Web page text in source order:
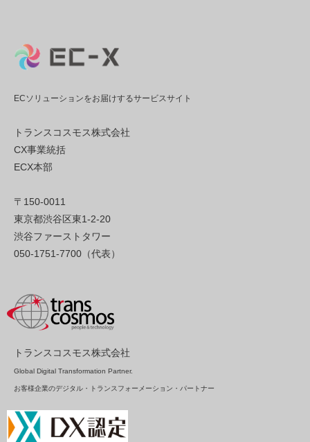
ECソリューションをお届けするサービスサイト
トランスコスモス株式会社
CX事業統括
ECX本部
〒150-0011
東京都渋谷区東1-2-20
渋谷ファーストタワー
050-1751-7700（代表）
トランスコスモス株式会社
Global Digital Transformation Partner.
お客様企業のデジタル・トランスフォーメーション・パートナー